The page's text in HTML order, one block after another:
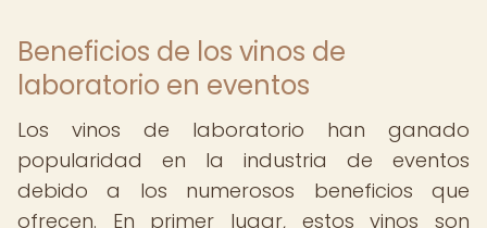
Beneficios de los vinos de
laboratorio en eventos
Los vinos de laboratorio han ganado
popularidad en la industria de eventos
debido a los numerosos beneficios que
ofrecen. En primer lugar, estos vinos son